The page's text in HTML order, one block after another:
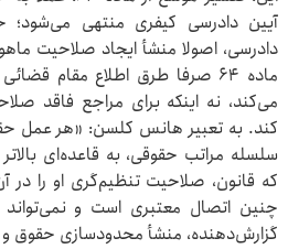
آیین دادرسی کیفری منتهی می‌شود؛
دادرسی، اصولا منشأ ایجاد صلاحیت
ماده ۶۴ صرفا طرق اطلاع مقام
می‌کند، نه اینکه برای مراجع فاقد
کند. به تعبیر هانس کلسن: «هر عمل
سلسله مراتب حقوقی، به قاعده‌ای
که قانون، صلاحیت تنظیم‌گری او را در
چنین اتصال معتبری است و نمی‌تواند
گزارش‌دهنده، منشأ محدودسازی حقوق و